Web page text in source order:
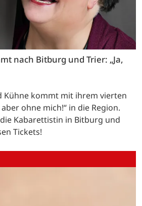
nach Bitburg und Trier: „Ja,
Kühne kommt mit ihrem vierten
ohne mich!“ in die Region.
Kabarettistin in Bitburg und
Tickets!